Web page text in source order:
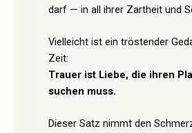
darf — in all ihrer Zartheit und
Vielleicht ist ein tröstender
Zeit:
Trauer ist Liebe, die ihren
suchen muss.
Dieser Satz nimmt den